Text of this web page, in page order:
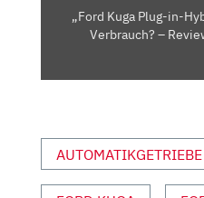
VERBRAUCH?
MOTOR
UND
SPORT“
„Ford Kuga Plug-in-
Verbrauch? –
AUTOMATIKGETRIEBE